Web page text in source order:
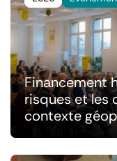
Financement
risques et les
contexte